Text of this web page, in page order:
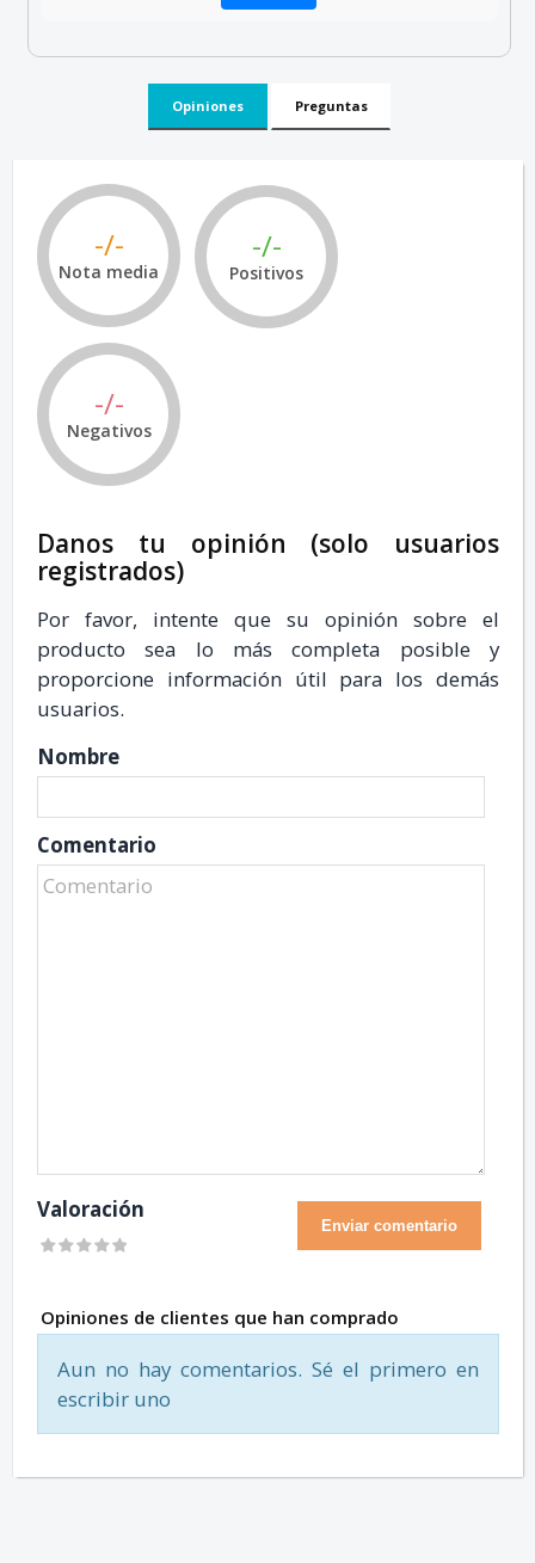
Opiniones Preguntas
-/-
Nota media
-/-
Positivos
-/-
Negativos
Danos tu opinión (solo usuarios
registrados)
Por favor, intente que su opinión sobre el
producto sea lo más completa posible y
proporcione información útil para los demás
usuarios.
Nombre
Comentario
Valoración
Opiniones de clientes que han comprado
Aun no hay comentarios. Sé el primero en
escribir uno